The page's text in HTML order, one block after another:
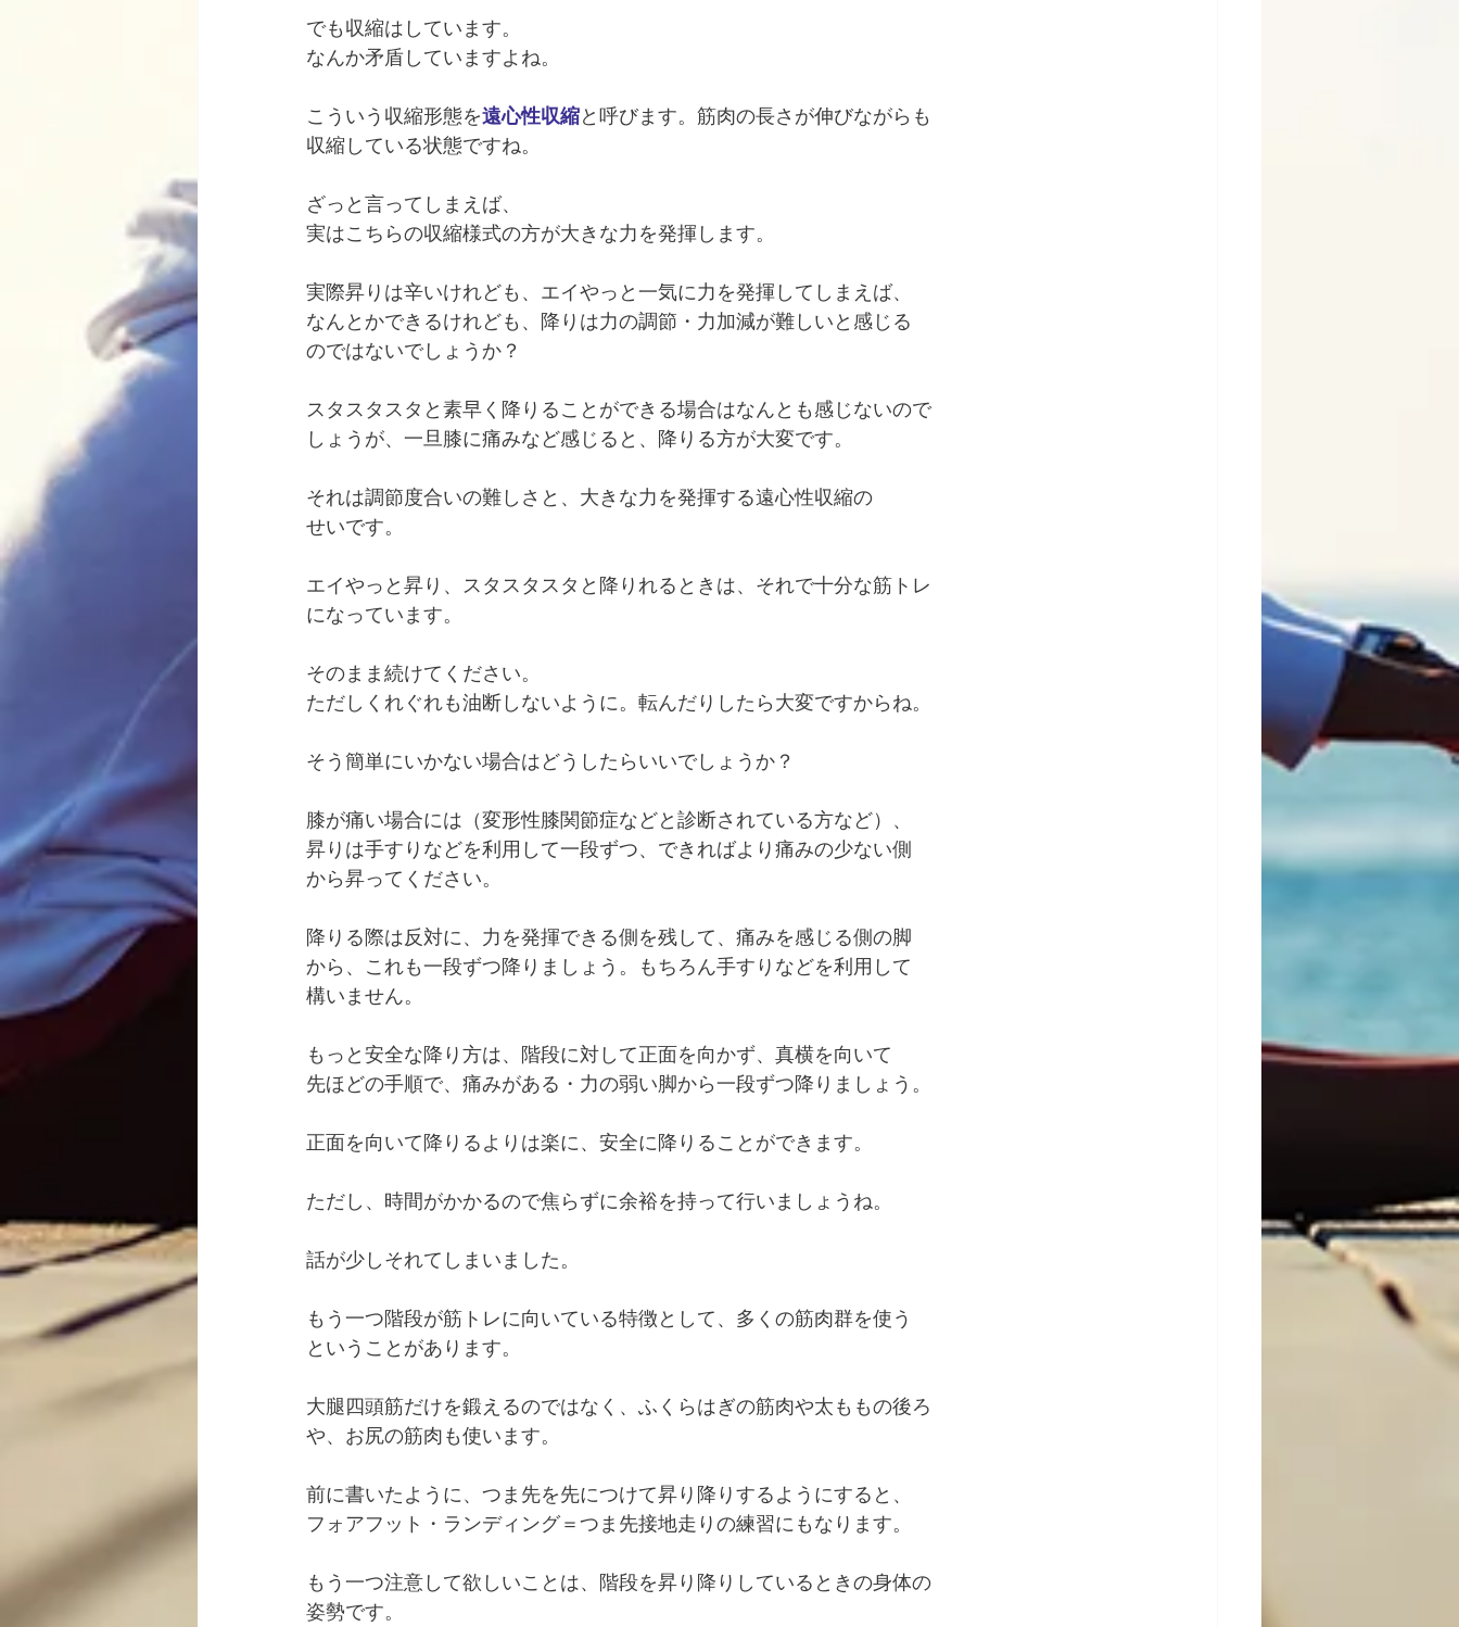
でも収縮はしています。
なんか矛盾していますよね。
こういう収縮形態を遠心性収縮と呼びます。筋肉の長さが伸びながらも
収縮している状態ですね。
ざっと言ってしまえば、
実はこちらの収縮様式の方が大きな力を発揮します。
実際昇りは辛いけれども、エイやっと一気に力を発揮してしまえば、
なんとかできるけれども、降りは力の調節・力加減が難しいと感じる
のではないでしょうか？
スタスタスタと素早く降りることができる場合はなんとも感じないので
しょうが、一旦膝に痛みなど感じると、降りる方が大変です。
それは調節度合いの難しさと、大きな力を発揮する遠心性収縮の
せいです。
エイやっと昇り、スタスタスタと降りれるときは、それで十分な筋トレ
になっています。
そのまま続けてください。
ただしくれぐれも油断しないように。転んだりしたら大変ですからね。
そう簡単にいかない場合はどうしたらいいでしょうか？
膝が痛い場合には（変形性膝関節症などと診断されている方など）、
昇りは手すりなどを利用して一段ずつ、できればより痛みの少ない側
から昇ってください。
降りる際は反対に、力を発揮できる側を残して、痛みを感じる側の脚
から、これも一段ずつ降りましょう。もちろん手すりなどを利用して
構いません。
もっと安全な降り方は、階段に対して正面を向かず、真横を向いて
先ほどの手順で、痛みがある・力の弱い脚から一段ずつ降りましょう。
正面を向いて降りるよりは楽に、安全に降りることができます。
ただし、時間がかかるので焦らずに余裕を持って行いましょうね。
話が少しそれてしまいました。
もう一つ階段が筋トレに向いている特徴として、多くの筋肉群を使う
ということがあります。
大腿四頭筋だけを鍛えるのではなく、ふくらはぎの筋肉や太ももの後ろ
や、お尻の筋肉も使います。
前に書いたように、つま先を先につけて昇り降りするようにすると、
フォアフット・ランディング＝つま先接地走りの練習にもなります。
もう一つ注意して欲しいことは、階段を昇り降りしているときの身体の
姿勢です。